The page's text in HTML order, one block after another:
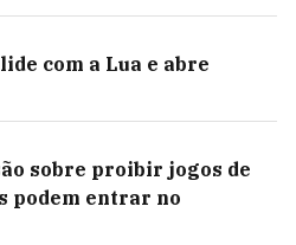
com a Lua e abre
sobre proibir jogos de
podem entrar no